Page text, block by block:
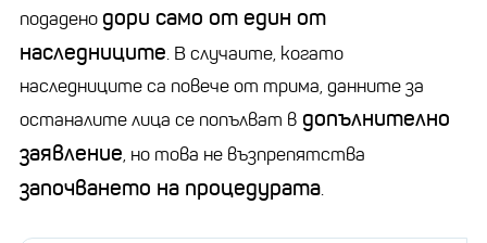
подадено дори само от един от
наследниците. В случаите, когато
наследниците са повече от трима, данните за
останалите лица се попълват в допълнително
заявление, но това не възпрепятства
започването на процедурата.